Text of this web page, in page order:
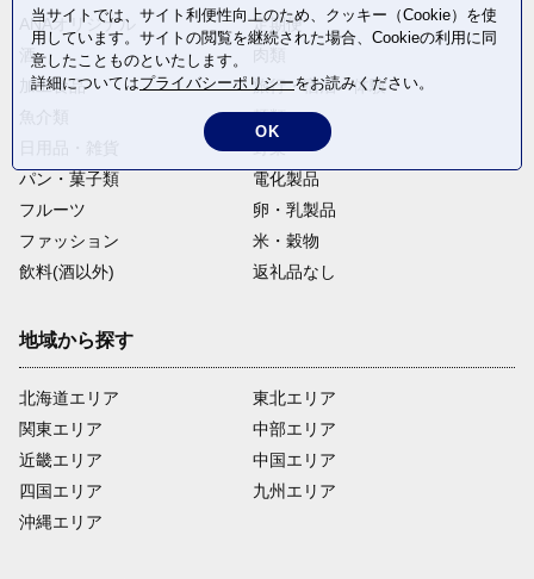
ANAオリジナル
定期便
酒
加工食品
旅行・宿泊・体験
麺類
野菜
パン・菓子類
電化製品
フルーツ
卵・乳製品
ファッション
米・穀物
飲料(酒以外)
返礼品なし
地域から探す
北海道エリア
関東エリア
近畿エリア
四国エリア
沖縄エリア
東北エリア
中部エリア
中国エリア
九州エリア
当サイトでは、サイト利便性向上のため、クッキー（Cookie）を使
用しています。サイトの閲覧を継続された場合、Cookieの利用に同
意したことものといたします。
詳細についてはプライバシーポリシーをお読みください。
OK